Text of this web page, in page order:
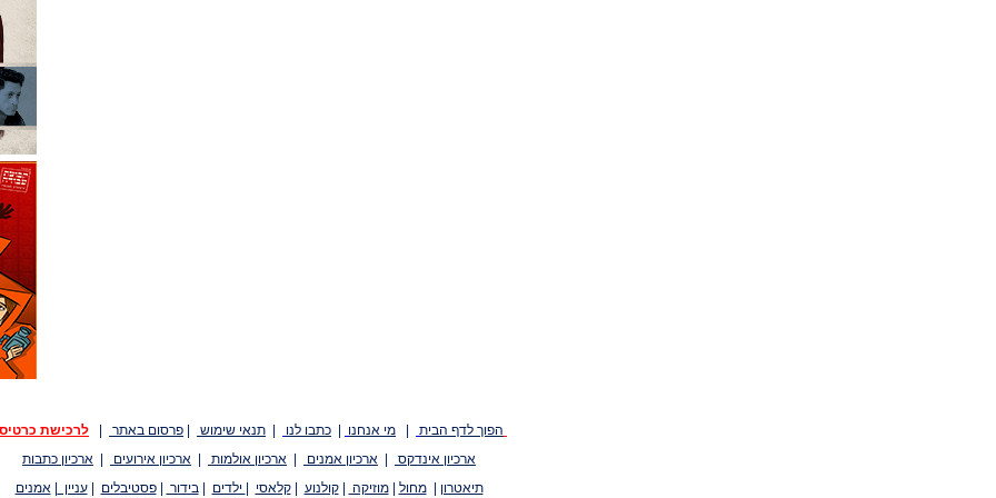
הפוך לדף הבית מי אנחנו כתבו לנו תנאי שימוש פרסום באתר
לרכישת
ארכיון אינדקס
ארכיון אמנים ארכיון אולמות ארכיון אירועים
ארכיון כתבות
תיאטרון
|מחול |מוזיקה |קולנוע |קלאסי ילדים |בידור |פסטיבלים |עניין |אמנים